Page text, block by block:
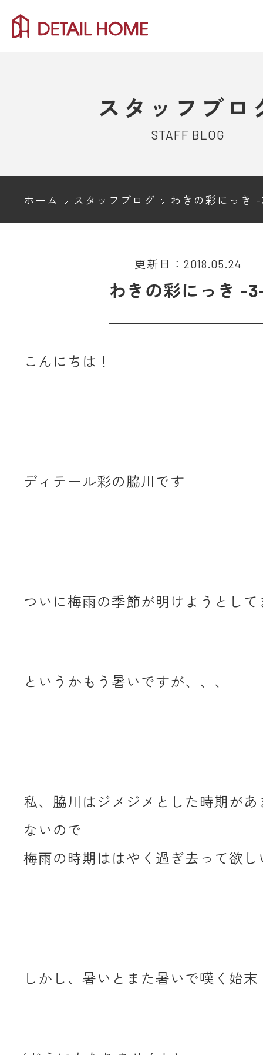
スタッフブロ
STAFF BLOG
ホーム スタッフブログ わきの彩にっき
更新日：2018.05.24
わきの彩にっき -
こんにちは！
ディテール彩の脇川です
ついに梅雨の季節が明けようとして
というかもう暑いですが、、、
私、脇川はジメジメとした時期が
ないので
梅雨の時期ははやく過ぎ去って欲
しかし、暑いとまた暑いで嘆く始末